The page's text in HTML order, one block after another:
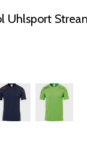
Uhlsport